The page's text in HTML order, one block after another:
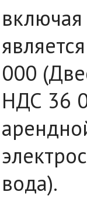
000
НДС 36
вода).